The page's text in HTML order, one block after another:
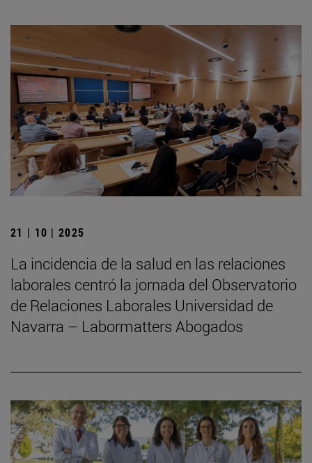
21 | 10 | 2025
La incidencia de la salud en las relaciones
laborales centró la jornada del Observatorio
de Relaciones Laborales Universidad de
Navarra – Labormatters Abogados